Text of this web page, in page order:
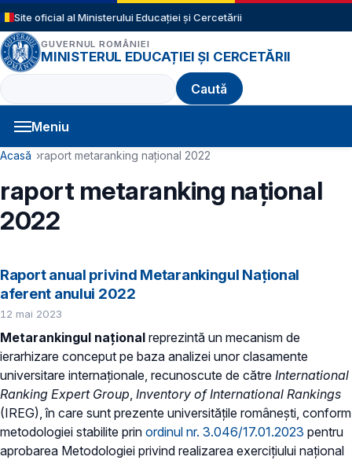
Sari la conținutul principal
Site oficial al Ministerului Educației și Cercetării
GUVERNUL ROMÂNIEI
MINISTERUL EDUCAȚIEI ȘI CERCETĂRII
Caută
Meniu
Navigație principală
Cale de navigare
Acasă raport metaranking național 2022
raport metaranking național
2022
Raport anual privind Metarankingul Național
aferent anului 2022
12 mai 2023
Metarankingul naţional reprezintă un mecanism de
ierarhizare conceput pe baza analizei unor clasamente
universitare internaţionale, recunoscute de către International
Ranking Expert Group, Inventory of International Rankings
(IREG), în care sunt prezente universităţile româneşti, conform
metodologiei stabilite prin ordinul nr. 3.046/17.01.2023 pentru
aprobarea Metodologiei privind realizarea exerciţiului naţional